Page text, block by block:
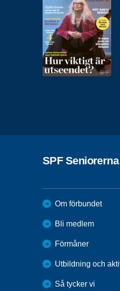
SPF Seniorerna
Om förbundet
Bli medlem
Förmåner
Utbildning och
Så tycker vi